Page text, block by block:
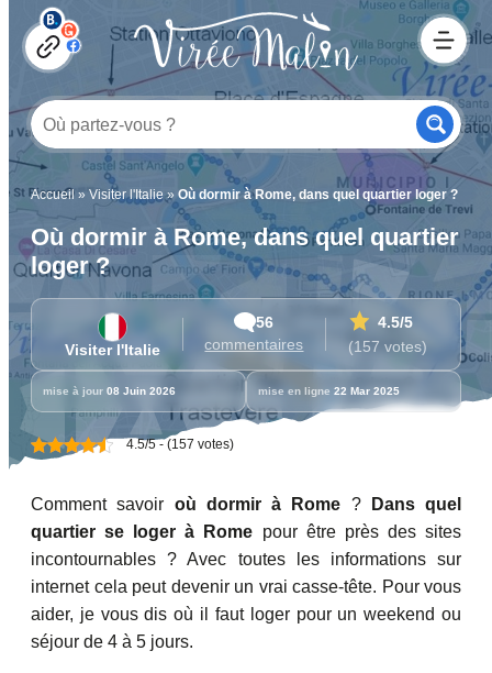
Accueil » Visiter l'Italie » Où dormir à Rome, dans quel quartier loger ?
Où dormir à Rome, dans quel quartier
loger ?
Visiter l'Italie
56
commentaires
4.5/5
(157 votes)
mise à jour 08 Juin 2026 mise en ligne 22 Mar 2025
4.5/5 - (157 votes)
Comment savoir où dormir à Rome ?
Dans quel
quartier se loger à Rome pour être près des sites
incontournables ? Avec toutes les informations sur
internet cela peut devenir un vrai casse-tête. Pour vous
aider, je vous dis où il faut loger pour un weekend ou
séjour de 4 à 5 jours.